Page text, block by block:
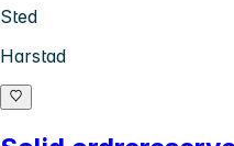
Sted
Harstad